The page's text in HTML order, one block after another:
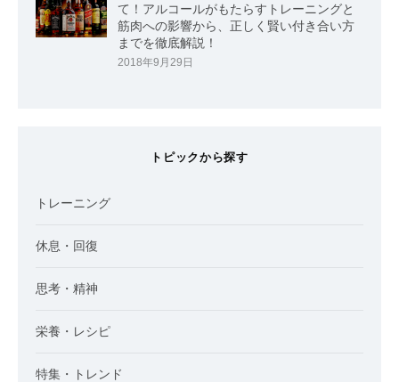
て！アルコールがもたらすトレーニングと
筋肉への影響から、正しく賢い付き合い方
までを徹底解説！
2018年9月29日
トピックから探す
トレーニング
休息・回復
思考・精神
栄養・レシピ
特集・トレンド